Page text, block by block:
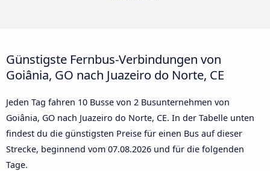
Günstigste Fernbus-Verbindungen von
Goiânia, GO nach Juazeiro do Norte, CE
Jeden Tag fahren 10 Busse von 2 Busunternehmen von
Goiânia, GO nach Juazeiro do Norte, CE. In der Tabelle unten
findest du die günstigsten Preise für einen Bus auf dieser
Strecke, beginnend vom 07.08.2026 und für die folgenden
Tage.